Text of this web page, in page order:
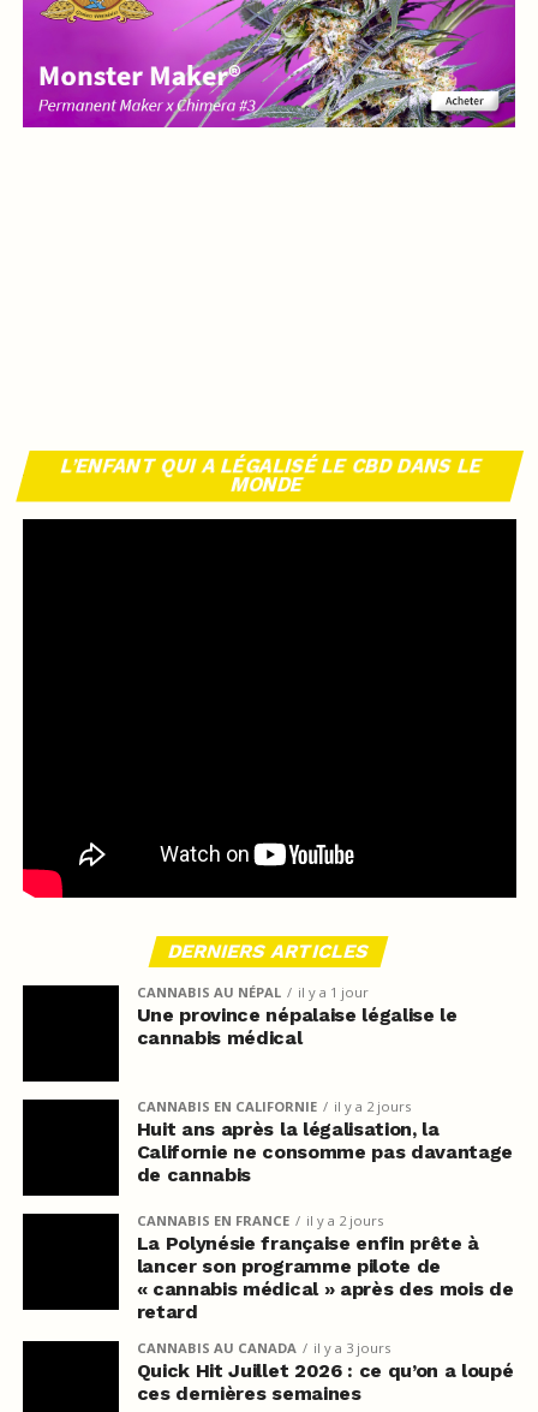
L’ENFANT QUI A LÉGALISÉ LE CBD DANS LE
MONDE
DERNIERS ARTICLES
CANNABIS AU NÉPAL il y a 1 jour
Une province népalaise légalise le
cannabis médical
CANNABIS EN CALIFORNIE il y a 2 jours
Huit ans après la légalisation, la
Californie ne consomme pas davantage
de cannabis
CANNABIS EN FRANCE il y a 2 jours
La Polynésie française enfin prête à
lancer son programme pilote de
« cannabis médical » après des mois de
retard
CANNABIS AU CANADA il y a 3 jours
Quick Hit Juillet 2026 : ce qu’on a loupé
ces dernières semaines